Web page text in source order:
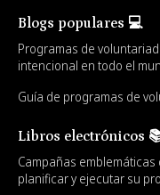
Blogs populares 💻
Programas de
intencional en todo el
Guía de programas de
Libros electrónicos
Campañas
planificar y ejecutar su